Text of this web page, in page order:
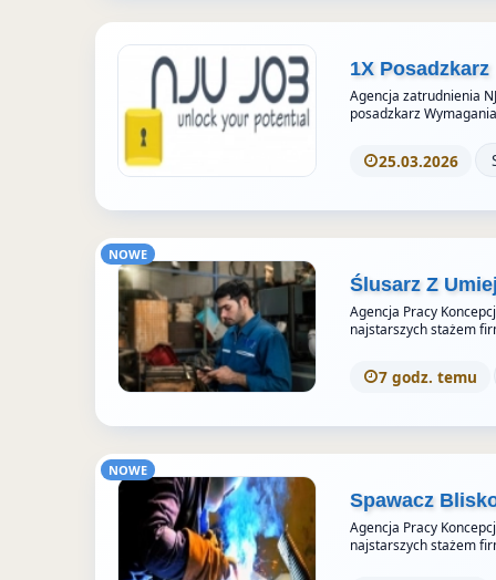
1X Posadzkarz
Agencja zatrudnienia
posadzkarz
25.03.2026
NOWE
Ślusarz Z
Agencja Pracy
najstarszych stażem
7 godz. temu
NOWE
Spawacz
Agencja Pracy
najstarszych stażem